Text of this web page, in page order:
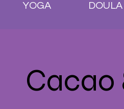
YOGA DOULA
Cacao